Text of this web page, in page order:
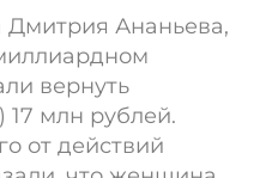
Дмитрия Ананьева,
вернуть
млн рублей.
от действий